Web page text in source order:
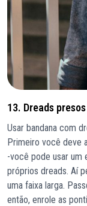
13. Dreads
Usar bandana com
Primeiro você deve
-você pode usar um
próprios dreads. Aí
uma faixa larga.
então, enrole as